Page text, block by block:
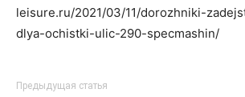
leisure.ru/2021/03/11/dorozhniki-
dlya-ochistki-ulic-290-specmashin/
Предыдущая статья